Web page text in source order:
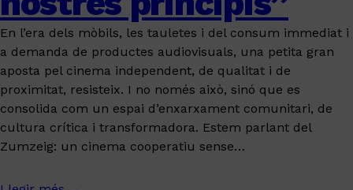
En l’era dels mòbils, les tauletes i del consum immediat i
a demanda de productes audiovisuals, una petita gran
aposta pel cinema independent, de qualitat i de
proximitat, resisteix. I no només això, sinó que es
consolida com un espai d’enxarxament comunitari, de
cultura crítica i transformadora. Estem parlant del
Zumzeig: un cinema cooperatiu sense…